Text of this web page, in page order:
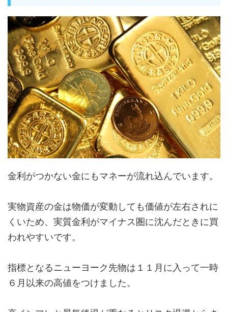
金利がつかない金にもマネーが流れ込んでいます。
実物資産の金は物価が変動しても価値が左右されに
くいため、実質金利がマイナス圏に沈んだときに買
われやすいです。
指標となるニューヨーク先物は１１月に入って一時
６月以来の高値をつけました。